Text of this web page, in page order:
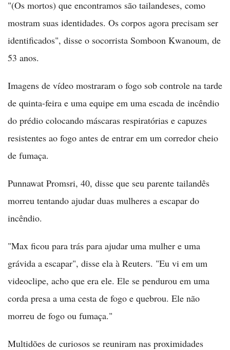
"(Os mortos) que encontramos são tailandeses, como
mostram suas identidades. Os corpos agora precisam ser
identificados", disse o socorrista Somboon Kwanoum, de
53 anos.
Imagens de vídeo mostraram o fogo sob controle na tarde
de quinta-feira e uma equipe em uma escada de incêndio
do prédio colocando máscaras respiratórias e capuzes
resistentes ao fogo antes de entrar em um corredor cheio
de fumaça.
Punnawat Promsri, 40, disse que seu parente tailandês
morreu tentando ajudar duas mulheres a escapar do
incêndio.
"Max ficou para trás para ajudar uma mulher e uma
grávida a escapar", disse ela à Reuters. "Eu vi em um
videoclipe, acho que era ele. Ele se pendurou em uma
corda presa a uma cesta de fogo e quebrou. Ele não
morreu de fogo ou fumaça."
Multidões de curiosos se reuniram nas proximidades